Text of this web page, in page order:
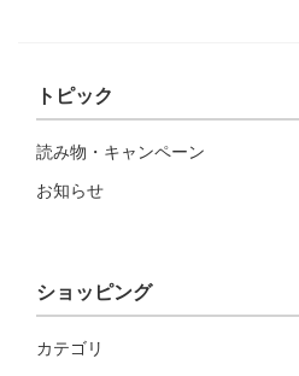
トピック
読み物・キャンペーン
お知らせ
ショッピング
カテゴリ